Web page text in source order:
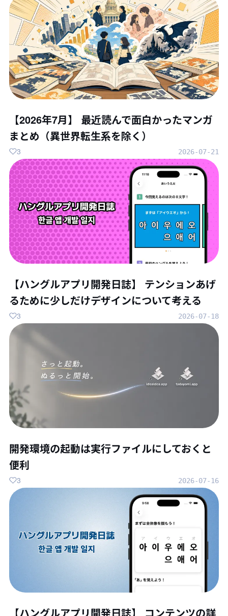
【2026年7月】 最近読んで面白かったマンガ
まとめ（異世界転生系を除く）
2026-07-21
3
【ハングルアプリ開発日誌】 テンションあげ
るために少しだけデザインについて考える
2026-07-18
3
開発環境の起動は実行ファイルにしておくと
便利
2026-07-16
3
【ハングルアプリ開発日誌】 コンテンツの詳